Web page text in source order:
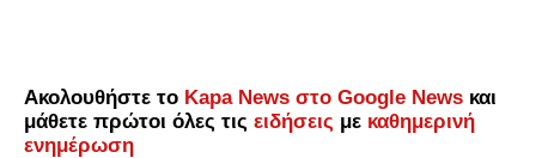
Ακολουθήστε το Kapa News στο Google News και
μάθετε πρώτοι όλες τις ειδήσεις με καθημερινή
ενημέρωση